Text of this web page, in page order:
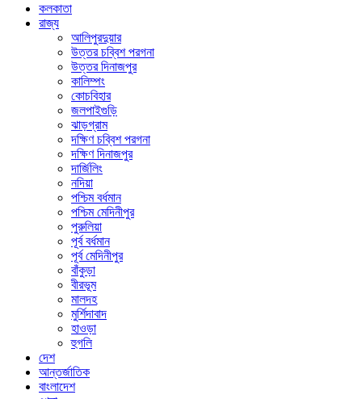
কলকাতা
রাজ্য
আলিপুরদুয়ার
উত্তর চব্বিশ পরগনা
উত্তর দিনাজপুর
কালিম্পং
কোচবিহার
জলপাইগুড়ি
ঝাড়গ্রাম
দক্ষিণ চব্বিশ পরগনা
দক্ষিণ দিনাজপুর
দার্জিলিং
নদিয়া
পশ্চিম বর্ধমান
পশ্চিম মেদিনীপুর
পুরুলিয়া
পূর্ব বর্ধমান
পূর্ব মেদিনীপুর
বাঁকুড়া
বীরভূম
মালদহ
মুর্শিদাবাদ
হাওড়া
হুগলি
দেশ
আন্তর্জাতিক
বাংলাদেশ